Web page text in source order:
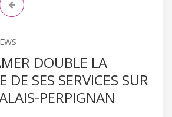
DOUBLE LA
DE SES SERVICES SUR
PERPIGNAN